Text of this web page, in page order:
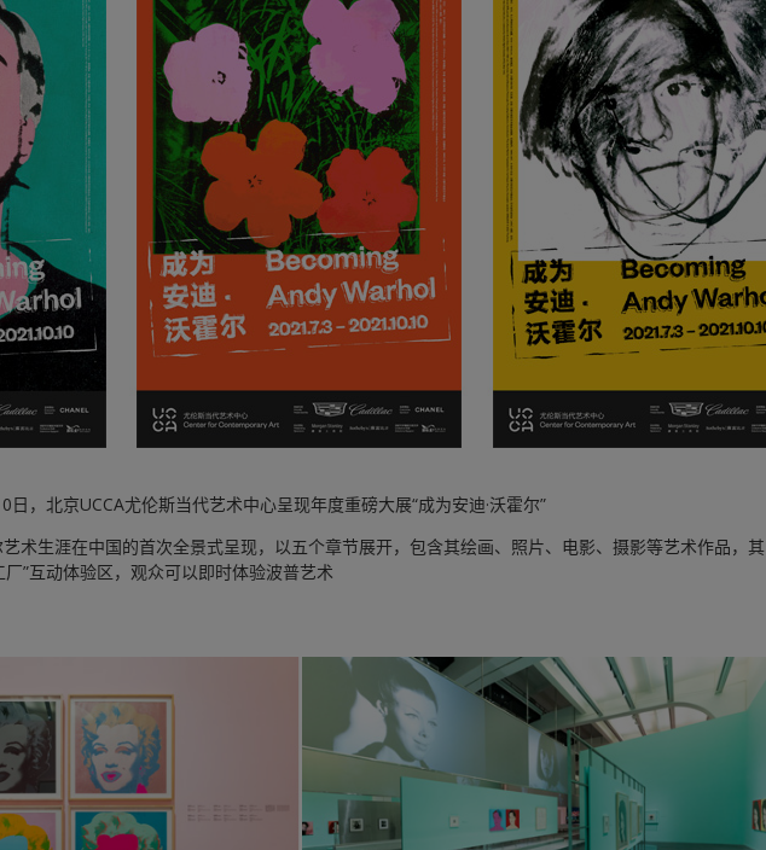
，北京UCCA尤伦斯当代艺术中心呈现年度重磅大展“成为安迪·沃霍尔”
艺术生涯在中国的首次全景式呈现，以五个章节展开，包含其绘画、照片、电影、摄影等艺术作品，其
”互动体验区，观众可以即时体验波普艺术